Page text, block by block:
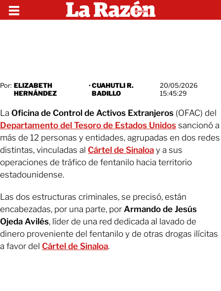
Por: ELIZABETH
HERNÁNDEZ
· CUAHUTLI R.
BADILLO
20/05/2026
15:45:29
La Oficina de Control de Activos Extranjeros (OFAC) del
Departamento del Tesoro de Estados Unidos sancionó a
más de 12 personas y entidades, agrupadas en dos redes
distintas, vinculadas al Cártel de Sinaloa y a sus
operaciones de tráfico de fentanilo hacia territorio
estadounidense.
Las dos estructuras criminales, se precisó, están
encabezadas, por una parte, por Armando de Jesús
Ojeda Avilés, líder de una red dedicada al lavado de
dinero proveniente del fentanilo y de otras drogas ilícitas
a favor del Cártel de Sinaloa.